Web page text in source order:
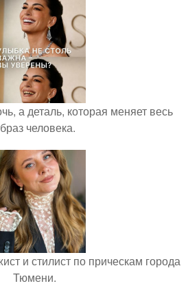
а деталь, которая меняет весь
человека.
и стилист по прическам города
Тюмени.